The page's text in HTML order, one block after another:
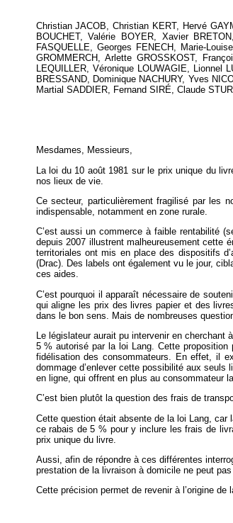
Christian JACOB, Christian KERT, Hervé
BOUCHET, Valérie BOYER, Xavier
FASQUELLE, Georges FENECH, Marie-
GROMMERCH, Arlette GROSSKOST,
LEQUILLER, Véronique LOUWAGIE, Lionnel
BRESSAND, Dominique NACHURY, Yves
Martial SADDIER, Fernand SIRÉ, Claude
Mesdames, Messieurs,
La loi du 10 août 1981 sur le prix unique du
nos lieux de vie.
Ce secteur, particulièrement fragilisé par les
indispensable, notamment en zone rurale.
C’est aussi un commerce à faible rentabilité
depuis 2007 illustrent malheureusement cette
territoriales ont mis en place des dispositifs
(Drac). Des labels ont également vu le jour,
ces aides.
C’est pourquoi il apparaît nécessaire de
qui aligne les prix des livres papier et des
dans le bon sens. Mais de nombreuses
Le législateur aurait pu intervenir en cherchant
5 % autorisé par la loi Lang. Cette
fidélisation des consommateurs. En effet, il
dommage d’enlever cette possibilité aux
en ligne, qui offrent en plus au consommateur
C’est bien plutôt la question des frais de
Cette question était absente de la loi Lang, car
ce rabais de 5 % pour y inclure les frais de
prix unique du livre.
Aussi, afin de répondre à ces différentes
prestation de la livraison à domicile ne peut
Cette précision permet de revenir à l’origine